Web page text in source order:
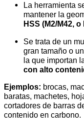
La herramienta
mantener la
HSS (M2/M42, o
Se trata de un
gran tamaño o
la que importan
con alto
Ejemplos: brocas,
baratas, machetes,
cortadores de barras
contenido en carbono.